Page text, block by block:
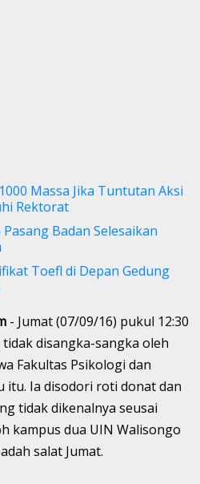
Massa Jika Tuntutan Aksi
Rektorat
Badan Selesaikan
Toefl di Depan Gedung
- Jumat (07/09/16) pukul 12:30
disangka-sangka oleh
Fakultas Psikologi dan
itu. Ia disodori roti donat dan
tidak dikenalnya seusai
kampus dua UIN Walisongo
salat Jumat.